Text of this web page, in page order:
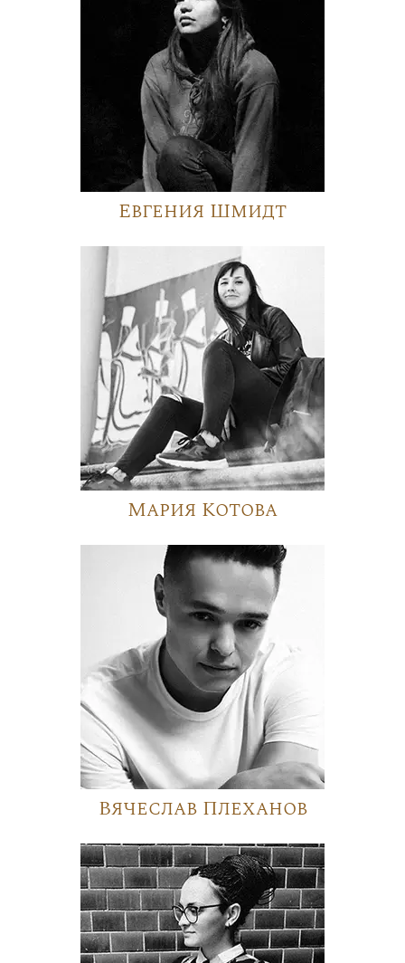
Евгения Шмидт
Мария Котова
Вячеслав Плеханов